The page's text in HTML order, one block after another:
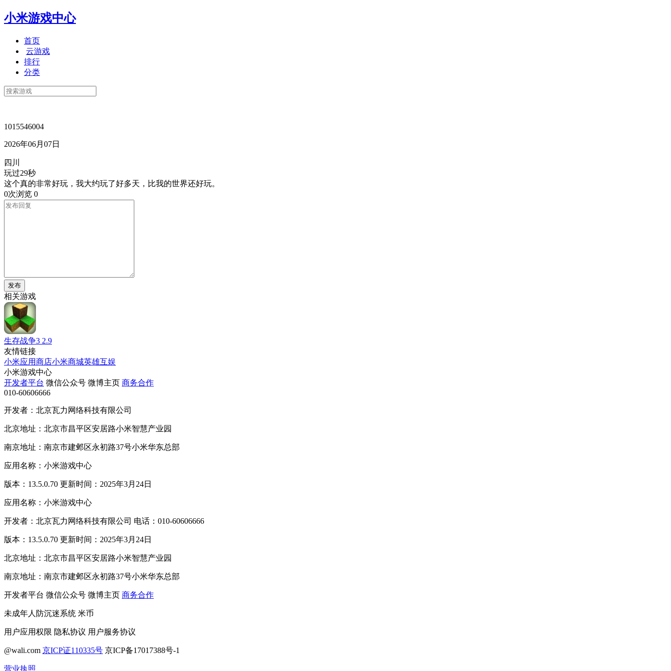
小米游戏中心
首页
云游戏
排行
分类
1015546004
2026年06月07日
四川
玩过29秒
这个真的非常好玩，我大约玩了好多天，比我的世界还好玩。
0次浏览 0
发布
相关游戏
生存战争3 2.9
友情链接
小米应用商店小米商城英雄互娱
小米游戏中心
开发者平台 微信公众号 微博主页 商务合作
010-60606666
开发者：北京瓦力网络科技有限公司
北京地址：北京市昌平区安居路小米智慧产业园
南京地址：南京市建邺区永初路37号小米华东总部
应用名称：小米游戏中心
版本：13.5.0.70 更新时间：2025年3月24日
应用名称：小米游戏中心
开发者：北京瓦力网络科技有限公司 电话：010-60606666
版本：13.5.0.70 更新时间：2025年3月24日
北京地址：北京市昌平区安居路小米智慧产业园
南京地址：南京市建邺区永初路37号小米华东总部
开发者平台 微信公众号 微博主页 商务合作
未成年人防沉迷系统 米币
用户应用权限 隐私协议 用户服务协议
@wali.com 京ICP证110335号 京ICP备17017388号-1
营业执照